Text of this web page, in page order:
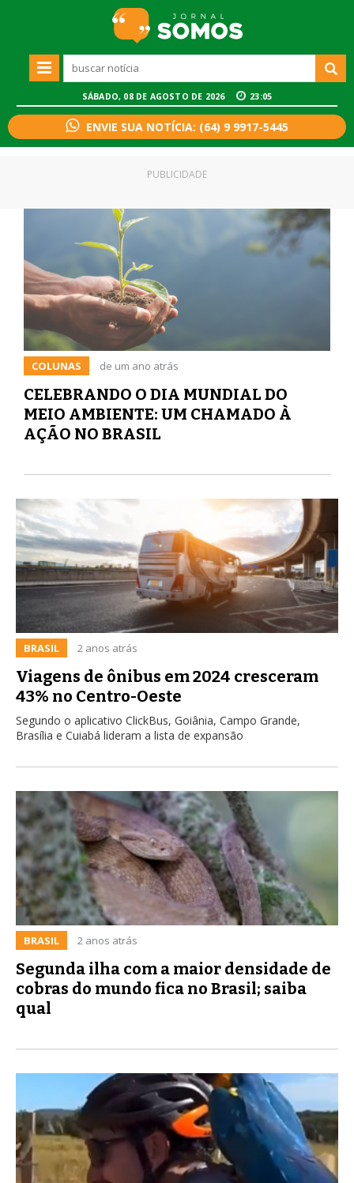
SÁBADO, 08 DE AGOSTO DE 2026 23:05
ENVIE SUA NOTÍCIA: (64) 9 9917-5445
COLUNAS de um ano atrás
CELEBRANDO O DIA MUNDIAL DO
MEIO AMBIENTE: UM CHAMADO À
AÇÃO NO BRASIL
PUBLICIDADE
BRASIL 2 anos atrás
Viagens de ônibus em 2024 cresceram
43% no Centro-Oeste
Segundo o aplicativo ClickBus, Goiânia, Campo Grande,
Brasília e Cuiabá lideram a lista de expansão
BRASIL 2 anos atrás
Segunda ilha com a maior densidade de
cobras do mundo fica no Brasil; saiba
qual